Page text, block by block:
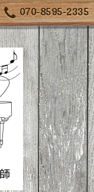
070-8595-2335